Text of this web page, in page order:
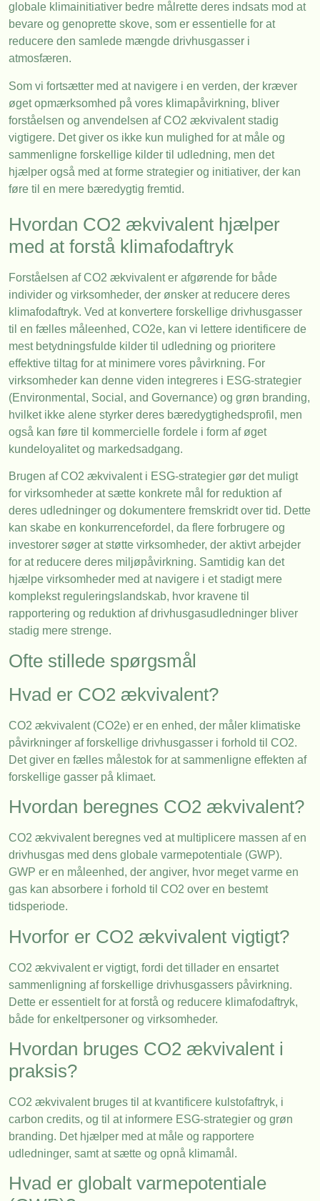
globale klimainitiativer bedre målrette deres indsats mod at
bevare og genoprette skove, som er essentielle for at
reducere den samlede mængde drivhusgasser i
atmosfæren.
Som vi fortsætter med at navigere i en verden, der kræver
øget opmærksomhed på vores klimapåvirkning, bliver
forståelsen og anvendelsen af CO2 ækvivalent stadig
vigtigere. Det giver os ikke kun mulighed for at måle og
sammenligne forskellige kilder til udledning, men det
hjælper også med at forme strategier og initiativer, der kan
føre til en mere bæredygtig fremtid.
Hvordan CO2 ækvivalent hjælper
med at forstå klimafodaftryk
Forståelsen af CO2 ækvivalent er afgørende for både
individer og virksomheder, der ønsker at reducere deres
klimafodaftryk. Ved at konvertere forskellige drivhusgasser
til en fælles måleenhed, CO2e, kan vi lettere identificere de
mest betydningsfulde kilder til udledning og prioritere
effektive tiltag for at minimere vores påvirkning. For
virksomheder kan denne viden integreres i ESG-strategier
(Environmental, Social, and Governance) og grøn branding,
hvilket ikke alene styrker deres bæredygtighedsprofil, men
også kan føre til kommercielle fordele i form af øget
kundeloyalitet og markedsadgang.
Brugen af CO2 ækvivalent i ESG-strategier gør det muligt
for virksomheder at sætte konkrete mål for reduktion af
deres udledninger og dokumentere fremskridt over tid. Dette
kan skabe en konkurrencefordel, da flere forbrugere og
investorer søger at støtte virksomheder, der aktivt arbejder
for at reducere deres miljøpåvirkning. Samtidig kan det
hjælpe virksomheder med at navigere i et stadigt mere
komplekst reguleringslandskab, hvor kravene til
rapportering og reduktion af drivhusgasudledninger bliver
stadig mere strenge.
Ofte stillede spørgsmål
Hvad er CO2 ækvivalent?
CO2 ækvivalent (CO2e) er en enhed, der måler klimatiske
påvirkninger af forskellige drivhusgasser i forhold til CO2.
Det giver en fælles målestok for at sammenligne effekten af
forskellige gasser på klimaet.
Hvordan beregnes CO2 ækvivalent?
CO2 ækvivalent beregnes ved at multiplicere massen af en
drivhusgas med dens globale varmepotentiale (GWP).
GWP er en måleenhed, der angiver, hvor meget varme en
gas kan absorbere i forhold til CO2 over en bestemt
tidsperiode.
Hvorfor er CO2 ækvivalent vigtigt?
CO2 ækvivalent er vigtigt, fordi det tillader en ensartet
sammenligning af forskellige drivhusgassers påvirkning.
Dette er essentielt for at forstå og reducere klimafodaftryk,
både for enkeltpersoner og virksomheder.
Hvordan bruges CO2 ækvivalent i
praksis?
CO2 ækvivalent bruges til at kvantificere kulstofaftryk, i
carbon credits, og til at informere ESG-strategier og grøn
branding. Det hjælper med at måle og rapportere
udledninger, samt at sætte og opnå klimamål.
Hvad er globalt varmepotentiale